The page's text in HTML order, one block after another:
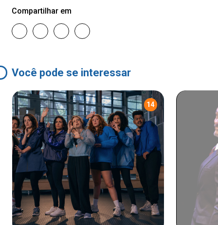
Compartilhar em
Você pode se interessar
14